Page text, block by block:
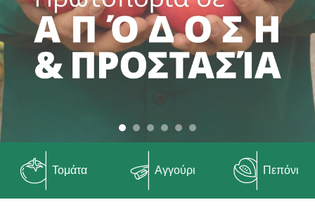
Τομάτα Αγγούρι Πεπόνι